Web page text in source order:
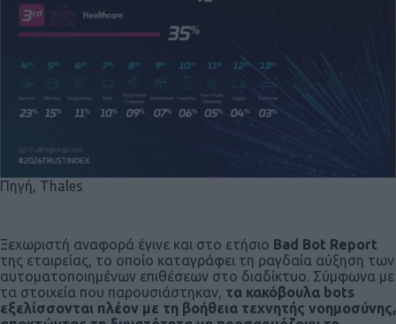
Πηγή, Thales
Ξεχωριστή αναφορά έγινε και στο ετήσιο Bad Bot Report
της εταιρείας, το οποίο καταγράφει τη ραγδαία αύξηση των
αυτοματοποιημένων επιθέσεων στο διαδίκτυο. Σύμφωνα με
τα στοιχεία που παρουσιάστηκαν, τα κακόβουλα bots
εξελίσσονται πλέον με τη βοήθεια τεχνητής νοημοσύνης,